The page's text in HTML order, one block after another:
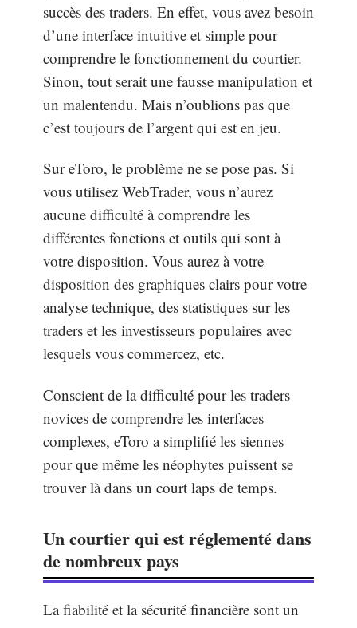
succès des traders. En effet, vous avez besoin
d’une interface intuitive et simple pour
comprendre le fonctionnement du courtier.
Sinon, tout serait une fausse manipulation et
un malentendu. Mais n’oublions pas que
c’est toujours de l’argent qui est en jeu.
Sur eToro, le problème ne se pose pas. Si
vous utilisez WebTrader, vous n’aurez
aucune difficulté à comprendre les
différentes fonctions et outils qui sont à
votre disposition. Vous aurez à votre
disposition des graphiques clairs pour votre
analyse technique, des statistiques sur les
traders et les investisseurs populaires avec
lesquels vous commercez, etc.
Conscient de la difficulté pour les traders
novices de comprendre les interfaces
complexes, eToro a simplifié les siennes
pour que même les néophytes puissent se
trouver là dans un court laps de temps.
Un courtier qui est réglementé dans
de nombreux pays
La fiabilité et la sécurité financière sont un